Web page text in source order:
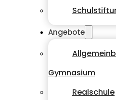
Angebote
Gymnasium
Realschule